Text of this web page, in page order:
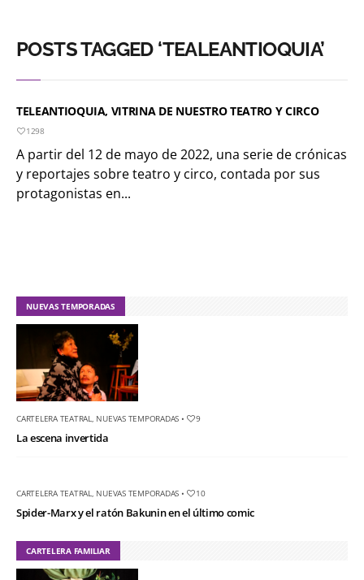
POSTS TAGGED ‘TEALEANTIOQUIA’
TELEANTIOQUIA, VITRINA DE NUESTRO TEATRO Y CIRCO
1298
A partir del 12 de mayo de 2022, una serie de crónicas
y reportajes sobre teatro y circo, contada por sus
protagonistas en...
NUEVAS TEMPORADAS
CARTELERA TEATRAL NUEVAS TEMPORADAS • 9
La escena invertida
CARTELERA TEATRAL NUEVAS TEMPORADAS • 10
Spider-Marx y el ratón Bakunin en el último comic
CARTELERA FAMILIAR